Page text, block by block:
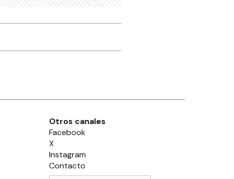
Otros canales
Facebook
X
Instagram
Contacto